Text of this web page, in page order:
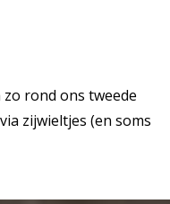
rond ons tweede
zijwieltjes (en soms